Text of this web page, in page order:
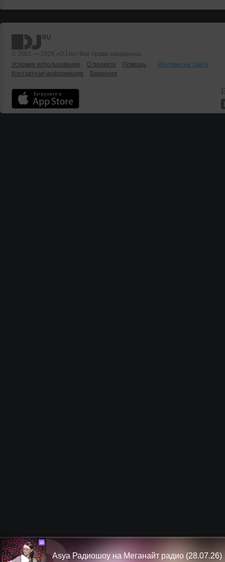
© 2001 — 2026 «DJ.ru» Все права защищены.
Условия использования
О проекте Помощь
Реклама на сайте
Контактная информация
Вакансии
Ш
Asya Радиошоу на Меганайт радио (28.07.26)